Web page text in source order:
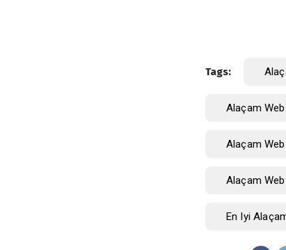
Tags:
Alaçam
Alaçam
Alaçam Web
En Iyi